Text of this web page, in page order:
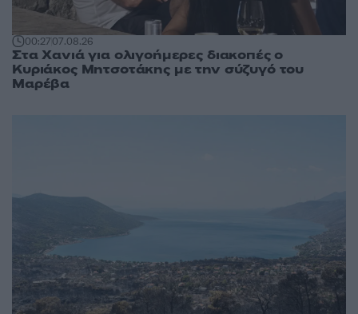
00:2707.08.26
Στα Χανιά για ολιγοήμερες διακοπές ο
Κυριάκος Μητσοτάκης με την σύζυγό του
Μαρέβα